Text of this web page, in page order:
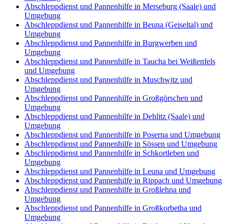
Abschleppdienst und Pannenhilfe in Merseburg (Saale) und
Umgebung
Abschleppdienst und Pannenhilfe in Beuna (Geiseltal) und
Umgebung
Abschleppdienst und Pannenhilfe in Burgwerben und
Umgebung
Abschleppdienst und Pannenhilfe in Taucha bei Weißenfels
und Umgebung
Abschleppdienst und Pannenhilfe in Muschwitz und
Umgebung
Abschleppdienst und Pannenhilfe in Großgörschen und
Umgebung
Abschleppdienst und Pannenhilfe in Dehlitz (Saale) und
Umgebung
Abschleppdienst und Pannenhilfe in Poserna und Umgebung
Abschleppdienst und Pannenhilfe in Sössen und Umgebung
Abschleppdienst und Pannenhilfe in Schkortleben und
Umgebung
Abschleppdienst und Pannenhilfe in Leuna und Umgebung
Abschleppdienst und Pannenhilfe in Rippach und Umgebung
Abschleppdienst und Pannenhilfe in Großlehna und
Umgebung
Abschleppdienst und Pannenhilfe in Großkorbetha und
Umgebung